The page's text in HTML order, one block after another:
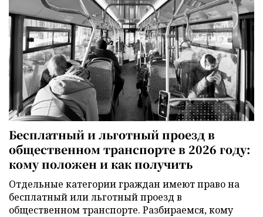
Бесплатный и льготный проезд в
общественном транспорте в 2026 году:
кому положен и как получить
Отдельные категории граждан имеют право на
бесплатный или льготный проезд в
общественном транспорте. Разбираемся, кому